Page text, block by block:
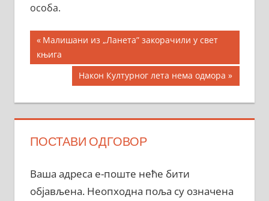
особа.
Кретање
чланка
Previous
Post:
Малишани из „Ланета” закорачили у свет
књига
Next
Post:
Након Културног лета нема одмора
ПОСТАВИ ОДГОВОР
Ваша адреса е-поште неће бити
објављена. Неопходна поља су означена